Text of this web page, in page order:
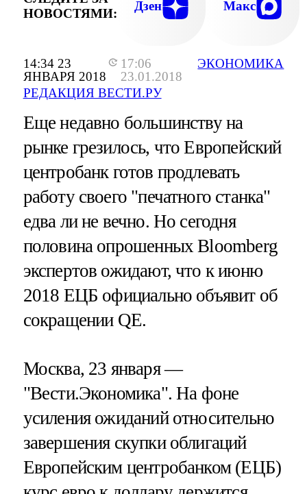
14:34 23
ЯНВАРЯ 2018
17:06
23.01.2018
РЕДАКЦИЯ ВЕСТИ.РУ
ЭКОНОМИКА
НОВОСТЯМИ:
Дзен Макс
Еще недавно большинству на
рынке грезилось, что Европейский
центробанк готов продлевать
работу своего "печатного станка"
едва ли не вечно. Но сегодня
половина опрошенных Bloomberg
экспертов ожидают, что к июню
2018 ЕЦБ официально объявит об
сокращении QE.
Москва, 23 января —
"Вести.Экономика".На фоне
усиления ожиданий относительно
завершения скупки облигаций
Европейским центробанком (ЕЦБ)